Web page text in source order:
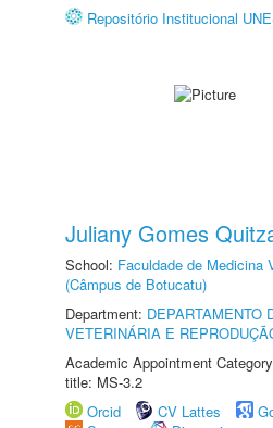
Repositório Institucional
Juliany Gomes
School: Faculdade de Medicina
(Câmpus de Botucatu)
Department: DEPARTAMENTO
VETERINÁRIA E
Academic Appointment
title: MS-3.2
Orcid
CV Lattes